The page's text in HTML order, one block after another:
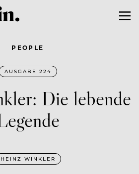
PEOPLE
AUSGABE 224
Die lebende
HEINZ WINKLER